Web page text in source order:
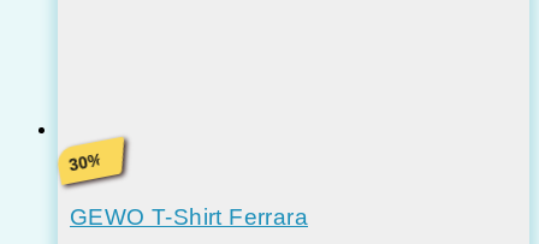
30%
GEWO T-Shirt Ferrara